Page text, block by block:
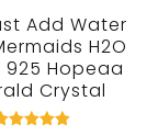
valita
tuotesivulta
Add Water
H2O
925 Hopeaa
Crystal